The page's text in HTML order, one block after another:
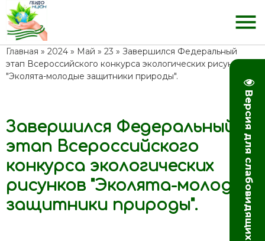
Версия для слабовидящих
menu
Главная » 2024 » Май » 23 » Завершился Федеральный
этап Всероссийского конкурса экологических рисунков
"Эколята-молодые защитники природы".
13:49
Завершился Федеральный
этап Всероссийского
конкурса экологических
рисунков "Эколята-молодые
защитники природы".